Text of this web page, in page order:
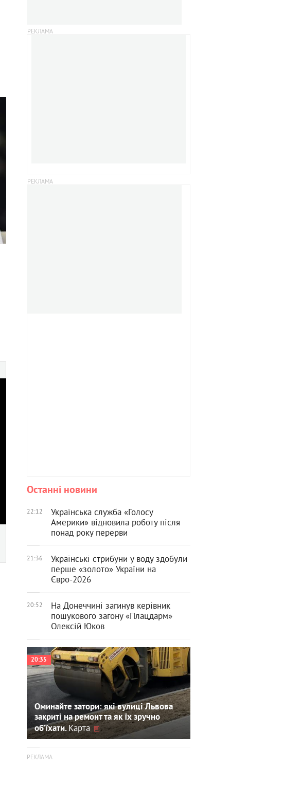
Останні новини
22:12
Українська служба «Голосу
Америки» відновила роботу після
понад року перерви
21:36
Українські стрибуни у воду здобули
перше «золото» України на
Євро-2026
20:52
На Донеччині загинув керівник
пошукового загону «Плацдарм»
Олексій Юков
20:35
Оминайте затори: які вулиці Львова
закриті на ремонт та як їх зручно
об’їхати. Карта